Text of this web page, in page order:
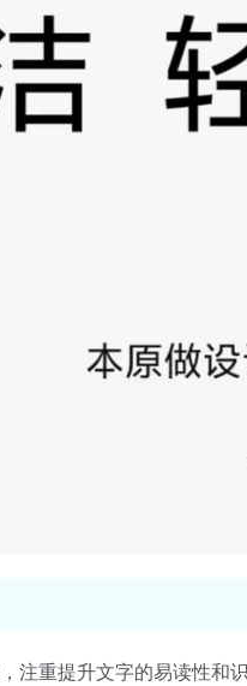
注重提升文字的易读性和